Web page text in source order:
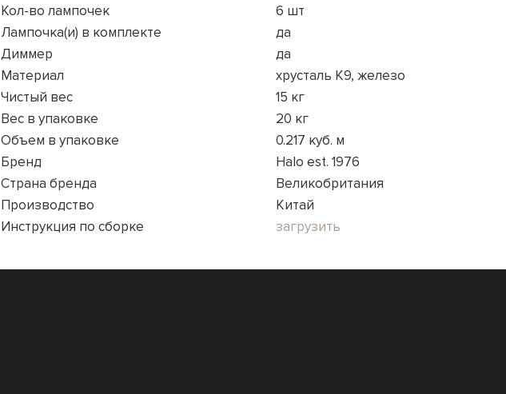
Кол-во лампочек
6 шт
Лампочка(и) в комплекте
да
Диммер
да
Материал
хрусталь K9, железо
Чистый вес
15 кг
Вес в упаковке
20 кг
Объем в упаковке
0.217 куб. м
Бренд
Halo est. 1976
Страна бренда
Великобритания
Производство
Китай
Инструкция по сборке
загрузить